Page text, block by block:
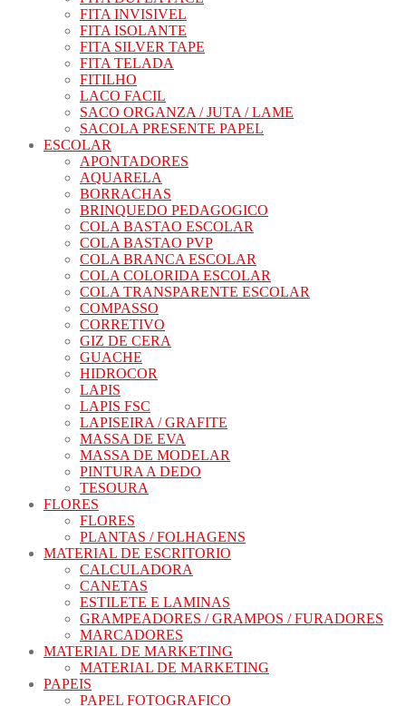
FITA INVISIVEL
FITA ISOLANTE
FITA SILVER TAPE
FITA TELADA
FITILHO
LACO FACIL
SACO ORGANZA / JUTA / LAME
SACOLA PRESENTE PAPEL
ESCOLAR
APONTADORES
AQUARELA
BORRACHAS
BRINQUEDO PEDAGOGICO
COLA BASTAO ESCOLAR
COLA BASTAO PVP
COLA BRANCA ESCOLAR
COLA COLORIDA ESCOLAR
COLA TRANSPARENTE ESCOLAR
COMPASSO
CORRETIVO
GIZ DE CERA
GUACHE
HIDROCOR
LAPIS
LAPIS FSC
LAPISEIRA / GRAFITE
MASSA DE EVA
MASSA DE MODELAR
PINTURA A DEDO
TESOURA
FLORES
FLORES
PLANTAS / FOLHAGENS
MATERIAL DE ESCRITORIO
CALCULADORA
CANETAS
ESTILETE E LAMINAS
GRAMPEADORES / GRAMPOS / FURADORES
MARCADORES
MATERIAL DE MARKETING
MATERIAL DE MARKETING
PAPEIS
PAPEL FOTOGRAFICO